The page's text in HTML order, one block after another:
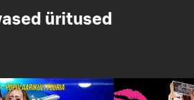
üritused